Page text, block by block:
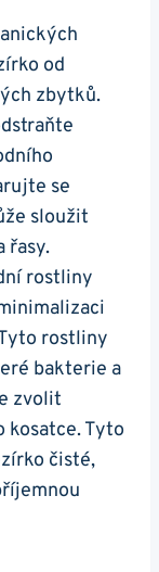
od
zbytků.
⁤se​
sloužit
řasy.
rostliny
rostliny
bakterie a
zvolit
kosatce. Tyto
čisté,